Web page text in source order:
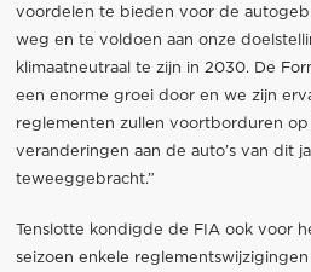
voordelen te bieden voor de
weg en te voldoen aan onze
klimaatneutraal te zijn in 2030. De
een enorme groei door en we zijn
reglementen zullen voortborduren
veranderingen aan de auto’s van dit
teweeggebracht.”
Tenslotte kondigde de FIA ook voor
seizoen enkele reglementswijzigingen